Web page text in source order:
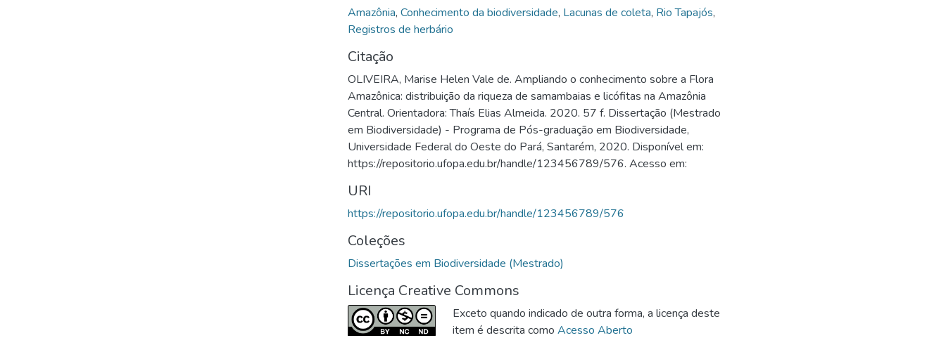
Amazônia, Conhecimento da biodiversidade, Lacunas de coleta, Rio Tapajós,
Registros de herbário
Citação
OLIVEIRA, Marise Helen Vale de. Ampliando o conhecimento sobre a Flora
Amazônica: distribuição da riqueza de samambaias e licófitas na Amazônia
Central. Orientadora: Thaís Elias Almeida. 2020. 57 f. Dissertação (Mestrado
em Biodiversidade) - Programa de Pós-graduação em Biodiversidade,
Universidade Federal do Oeste do Pará, Santarém, 2020. Disponível em:
https://repositorio.ufopa.edu.br/handle/123456789/576. Acesso em:
URI
https://repositorio.ufopa.edu.br/handle/123456789/576
Coleções
Dissertações em Biodiversidade (Mestrado)
Licença Creative Commons
Exceto quando indicado de outra forma, a licença deste
item é descrita como Acesso Aberto